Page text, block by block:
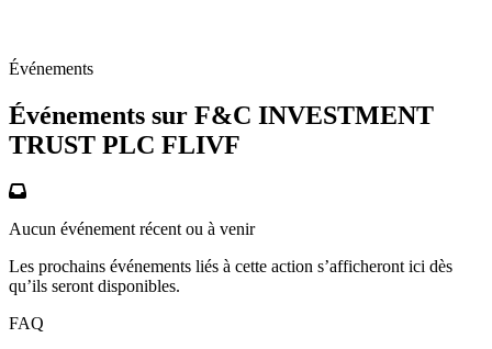
Événements
Événements sur F&C INVESTMENT
TRUST PLC FLIVF
Aucun événement récent ou à venir
Les prochains événements liés à cette action s’afficheront ici dès
qu’ils seront disponibles.
FAQ